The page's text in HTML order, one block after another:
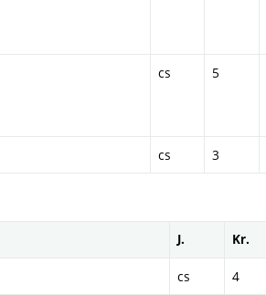
cs 5
cs 3
J. Kr.
cs 4